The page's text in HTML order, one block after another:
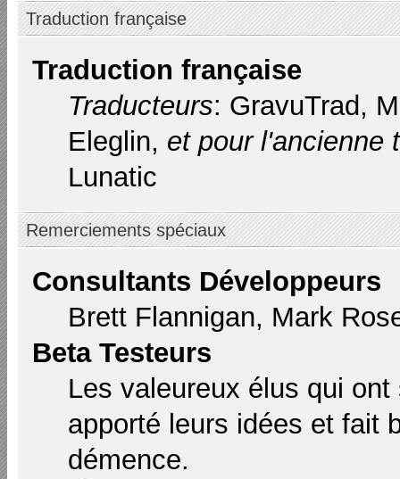
Traduction française
Traduction française
Traducteurs: GravuTrad,
Eleglin, et pour l'ancienne
Lunatic
Remerciements spéciaux
Consultants Développeurs
Brett Flannigan, Mark
Beta Testeurs
Les valeureux élus qui
apporté leurs idées et fait
démence.